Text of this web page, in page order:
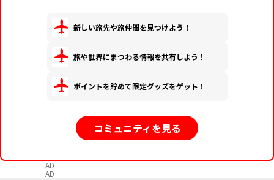
新しい旅先や旅仲間を見つけよう！
旅や世界にまつわる情報を共有しよう！
ポイントを貯めて限定グッズをゲット！
コミュニティを見る
AD
AD